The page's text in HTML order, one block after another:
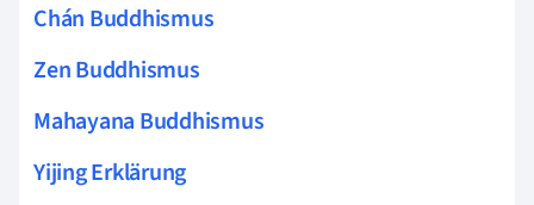
Chán Buddhismus
Zen Buddhismus
Mahayana Buddhismus
Yijing Erklärung